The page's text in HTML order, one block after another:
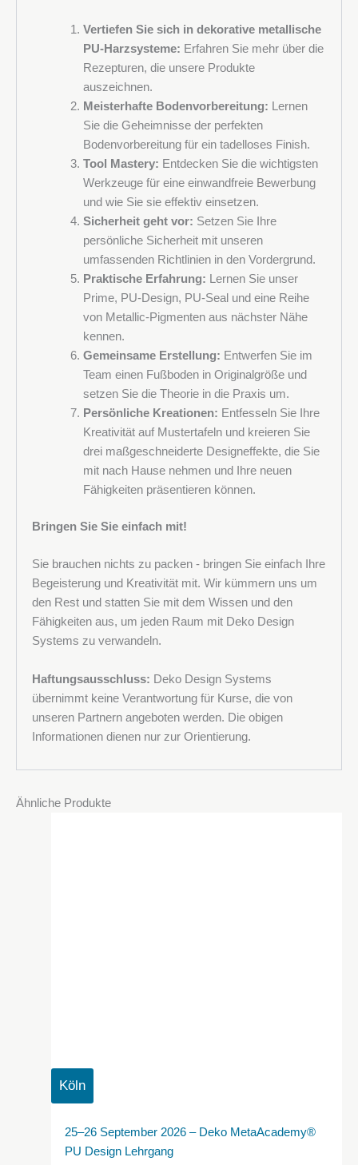
Melden Sie sich für den Newsletter von Deko Design
Systems an und erfahren Sie als Erster von Angeboten,
neuen Produkten und Veranstaltungen.
Vertiefen Sie sich in dekorative metallische
PU-Harzsysteme: Erfahren Sie mehr über die
Rezepturen, die unsere Produkte
auszeichnen.
Meisterhafte Bodenvorbereitung: Lernen
Sie die Geheimnisse der perfekten
Bodenvorbereitung für ein tadelloses Finish.
Tool Mastery: Entdecken Sie die wichtigsten
Werkzeuge für eine einwandfreie Bewerbung
und wie Sie sie effektiv einsetzen.
Sicherheit geht vor: Setzen Sie Ihre
persönliche Sicherheit mit unseren
umfassenden Richtlinien in den Vordergrund.
Praktische Erfahrung: Lernen Sie unser
Prime, PU-Design, PU-Seal und eine Reihe
von Metallic-Pigmenten aus nächster Nähe
kennen.
Gemeinsame Erstellung: Entwerfen Sie im
Team einen Fußboden in Originalgröße und
setzen Sie die Theorie in die Praxis um.
Persönliche Kreationen: Entfesseln Sie Ihre
Kreativität auf Mustertafeln und kreieren Sie
drei maßgeschneiderte Designeffekte, die Sie
mit nach Hause nehmen und Ihre neuen
Fähigkeiten präsentieren können.
Bringen Sie Sie einfach mit!
Sie brauchen nichts zu packen - bringen Sie einfach Ihre
Begeisterung und Kreativität mit. Wir kümmern uns um
den Rest und statten Sie mit dem Wissen und den
Fähigkeiten aus, um jeden Raum mit Deko Design
Systems zu verwandeln.
Haftungsausschluss: Deko Design Systems
übernimmt keine Verantwortung für Kurse, die von
unseren Partnern angeboten werden. Die obigen
Informationen dienen nur zur Orientierung.
Ähnliche Produkte
Köln
25–26 September 2026 – Deko MetaAcademy®
PU Design Lehrgang